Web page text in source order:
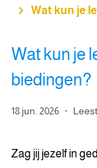
Wat kun je
Wat kun je
biedingen?
18 jun. 2026 ·
Zag jij jezelf in